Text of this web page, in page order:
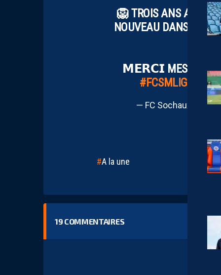
🦁 TROIS ANS APRÈS
NOUVEAU DANS
𝗠𝗘𝗥𝗖𝗜
#FCSMLIGUE2
— FC Sochaux-
A la une
19 COMMENTAIRES